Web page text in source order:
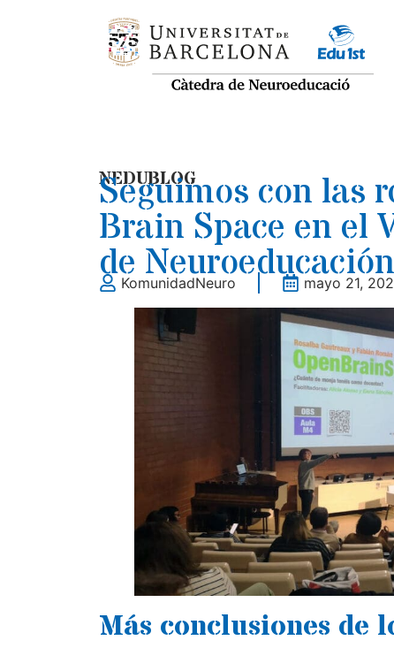
NEDUBLOG
Seguimos con las
Brain Space en el
de Neuroeducación
KomunidadNeuro mayo 21,
Más conclusiones de